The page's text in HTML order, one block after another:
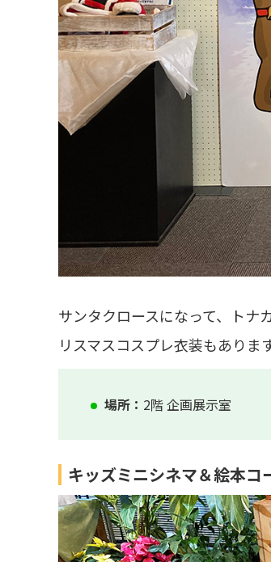
サンタクロースになって、トナ
リスマスコスプレ衣装もありま
場所： 2階 企画展示室
キッズミニシネマ＆絵本コ